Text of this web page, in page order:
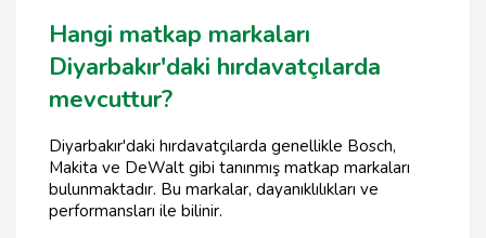
Hangi matkap markaları
Diyarbakır'daki hırdavatçılarda
mevcuttur?
Diyarbakır'daki hırdavatçılarda genellikle Bosch,
Makita ve DeWalt gibi tanınmış matkap markaları
bulunmaktadır. Bu markalar, dayanıklılıkları ve
performansları ile bilinir.